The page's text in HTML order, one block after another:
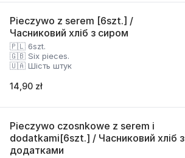
Pieczywo z serem [6szt.] /
Часниковий хліб з сиром
🇵🇱 6szt.
🇬🇧 Six pieces.
🇺🇦 Шість штук
14,90 zł
Pieczywo czosnkowe z serem i
dodatkami[6szt.] / Часниковий хліб з
додатками